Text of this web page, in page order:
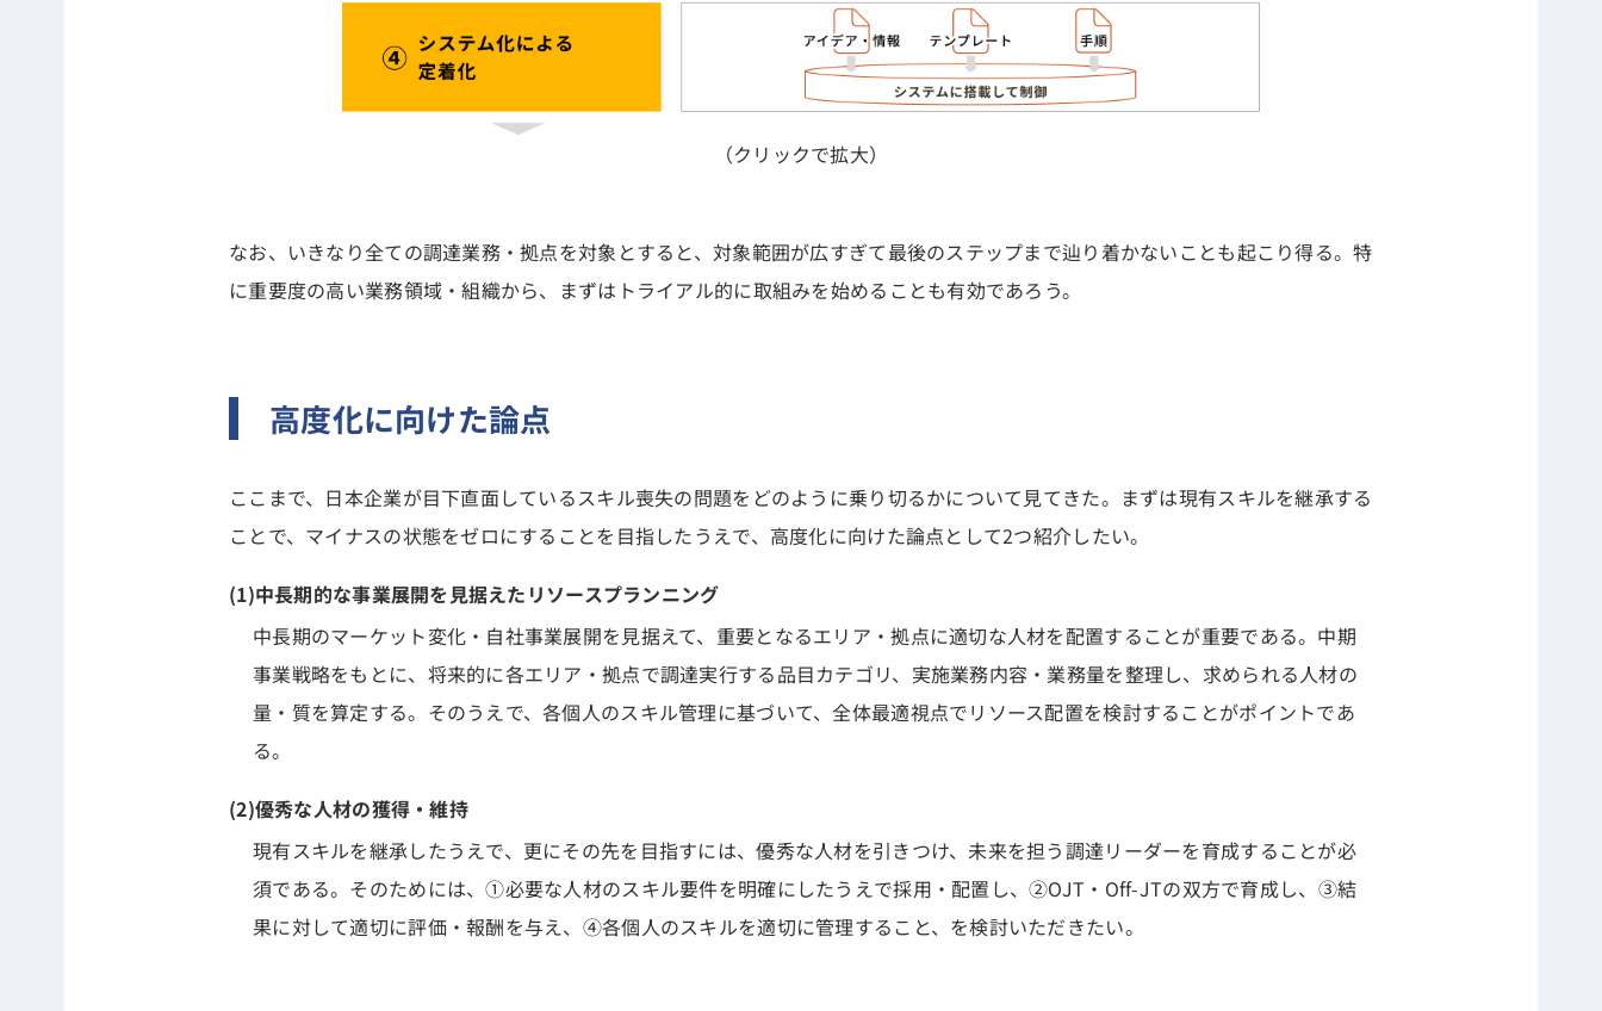
（クリックで拡大）
なお、いきなり全ての調達業務・拠点を対象とすると、対象範囲が広すぎて最後のステップまで辿り着かないことも起こり得る。特
に重要度の高い業務領域・組織から、まずはトライアル的に取組みを始めることも有効であろう。
高度化に向けた論点
ここまで、日本企業が目下直面しているスキル喪失の問題をどのように乗り切るかについて見てきた。まずは現有スキルを継承する
ことで、マイナスの状態をゼロにすることを目指したうえで、高度化に向けた論点として2つ紹介したい。
(1)中長期的な事業展開を見据えたリソースプランニング
中長期のマーケット変化・自社事業展開を見据えて、重要となるエリア・拠点に適切な人材を配置することが重要である。中期
事業戦略をもとに、将来的に各エリア・拠点で調達実行する品目カテゴリ、実施業務内容・業務量を整理し、求められる人材の
量・質を算定する。そのうえで、各個人のスキル管理に基づいて、全体最適視点でリソース配置を検討することがポイントであ
る。
(2)優秀な人材の獲得・維持
現有スキルを継承したうえで、更にその先を目指すには、優秀な人材を引きつけ、未来を担う調達リーダーを育成することが必
須である。そのためには、①必要な人材のスキル要件を明確にしたうえで採用・配置し、②OJT・Off-JTの双方で育成し、③結
果に対して適切に評価・報酬を与え、④各個人のスキルを適切に管理すること、を検討いただきたい。